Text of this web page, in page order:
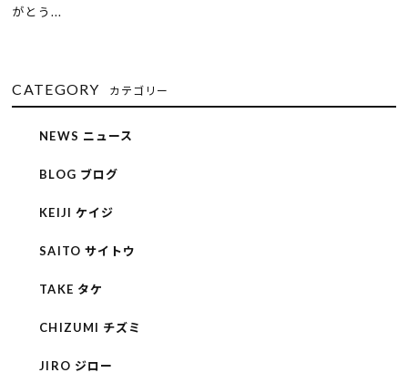
がとう...
CATEGORY カテゴリー
NEWS ニュース
BLOG ブログ
KEIJI ケイジ
SAITO サイトウ
TAKE タケ
CHIZUMI チズミ
JIRO ジロー